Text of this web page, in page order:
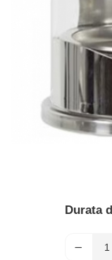
Periferice &
Sport si calatorii
Produse sarbatori
Produse Craciun
Parfumuri arabesti
Produse Cosmetice
Creme pentru maini si
Durata